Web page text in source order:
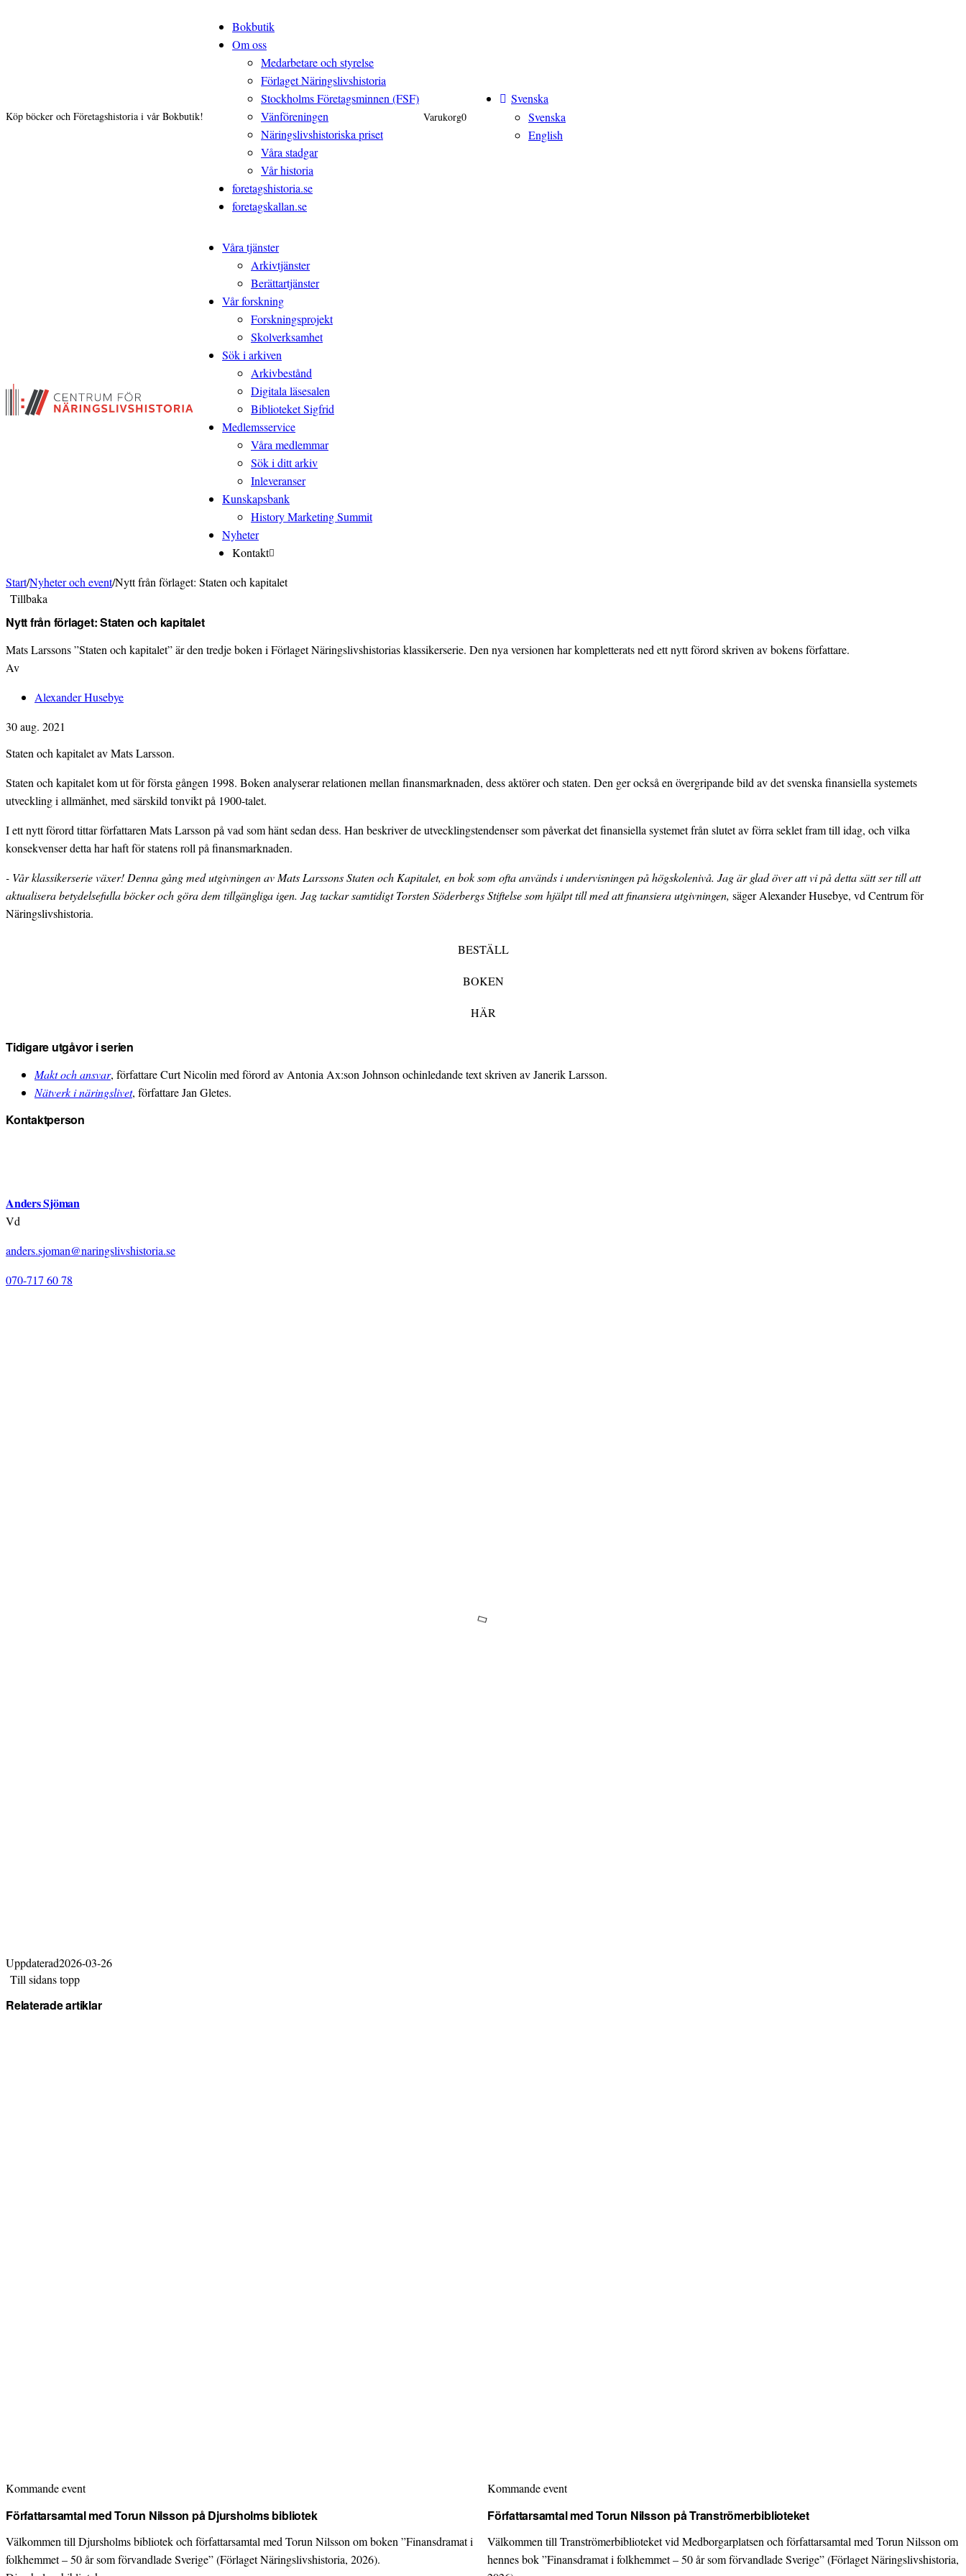
Köp böcker och Företagshistoria i vår Bokbutik!
Bokbutik
Om oss
Medarbetare och styrelse
Förlaget Näringslivshistoria
Stockholms Företagsminnen (FSF)
Vänföreningen
Näringslivshistoriska priset
Våra stadgar
Vår historia
foretagshistoria.se
foretagskallan.se
Varukorg0
Svenska
Svenska
English
Våra tjänster
Arkivtjänster
Berättartjänster
Vår forskning
Forskningsprojekt
Skolverksamhet
Sök i arkiven
Arkivbestånd
Digitala läsesalen
Biblioteket Sigfrid
Medlemsservice
Våra medlemmar
Sök i ditt arkiv
Inleveranser
Kunskapsbank
History Marketing Summit
Nyheter
Kontakt
Start/Nyheter och event/Nytt från förlaget: Staten och kapitalet
Tillbaka
Nytt från förlaget: Staten och kapitalet
Mats Larssons ”Staten och kapitalet” är den tredje boken i Förlaget Näringslivshistorias klassikerserie. Den nya versionen har kompletterats ned ett nytt förord skriven av bokens författare.
Av
Alexander Husebye
30 aug. 2021
Staten och kapitalet av Mats Larsson.
Staten och kapitalet kom ut för första gången 1998. Boken analyserar relationen mellan finansmarknaden, dess aktörer och staten. Den ger också en övergripande bild av det svenska finansiella systemets
utveckling i allmänhet, med särskild tonvikt på 1900-talet.
I ett nytt förord tittar författaren Mats Larsson på vad som hänt sedan dess. Han beskriver de utvecklingstendenser som påverkat det finansiella systemet från slutet av förra seklet fram till idag, och vilka
konsekvenser detta har haft för statens roll på finansmarknaden.
- Vår klassikerserie växer! Denna gång med utgivningen av Mats Larssons Staten och Kapitalet, en bok som ofta används i undervisningen på högskolenivå. Jag är glad över att vi på detta sätt ser till att
aktualisera betydelsefulla böcker och göra dem tillgängliga igen. Jag tackar samtidigt Torsten Söderbergs Stiftelse som hjälpt till med att finansiera utgivningen, säger Alexander Husebye, vd Centrum för
Näringslivshistoria.
BESTÄLL
BOKEN
HÄR
Tidigare utgåvor i serien
Makt och ansvar, författare Curt Nicolin med förord av Antonia Ax:son Johnson ochinledande text skriven av Janerik Larsson.
Nätverk i näringslivet, författare Jan Gletes.
Kontaktperson
Anders Sjöman
Vd
anders.sjoman@naringslivshistoria.se
070-717 60 78
Uppdaterad2026-03-26
Till sidans topp
Relaterade artiklar
Kommande event
Författarsamtal med Torun Nilsson på Djursholms bibliotek
Välkommen till Djursholms bibliotek och författarsamtal med Torun Nilsson om boken ”Finansdramat i
folkhemmet – 50 år som förvandlade Sverige” (Förlaget Näringslivshistoria, 2026).
Kommande event
Författarsamtal med Torun Nilsson på Tranströmerbiblioteket
Välkommen till Tranströmerbiblioteket vid Medborgarplatsen och författarsamtal med Torun Nilsson om
hennes bok ”Finansdramat i folkhemmet – 50 år som förvandlade Sverige” (Förlaget Näringslivshistoria,